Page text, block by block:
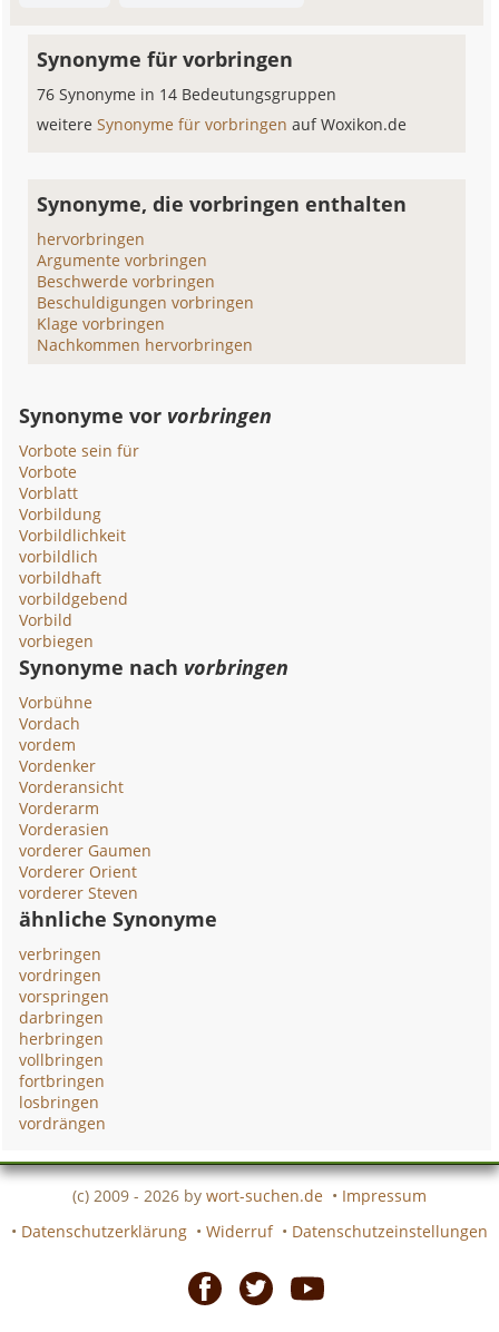
Synonyme für vorbringen
76 Synonyme in 14 Bedeutungsgruppen
weitereSynonyme für vorbringenauf Woxikon.de
Synonyme, die vorbringen enthalten
hervorbringen
Argumente vorbringen
Beschwerde vorbringen
Beschuldigungen vorbringen
Klage vorbringen
Nachkommen hervorbringen
Synonyme vor vorbringen
Vorbote sein für
Vorbote
Vorblatt
Vorbildung
Vorbildlichkeit
vorbildlich
vorbildhaft
vorbildgebend
Vorbild
vorbiegen
Synonyme nach vorbringen
Vorbühne
Vordach
vordem
Vordenker
Vorderansicht
Vorderarm
Vorderasien
vorderer Gaumen
Vorderer Orient
vorderer Steven
ähnliche Synonyme
verbringen
vordringen
vorspringen
darbringen
herbringen
vollbringen
fortbringen
losbringen
vordrängen
(c) 2009 - 2026 by wort-suchen.de • Impressum
• Datenschutzerklärung • Widerruf • Datenschutzeinstellungen